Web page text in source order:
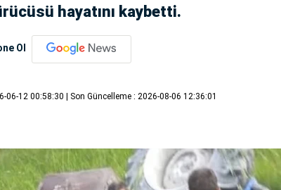
hayatını kaybetti.
Ol
06-12 00:58:30 | Son Güncelleme : 2026-08-06 12:36:01